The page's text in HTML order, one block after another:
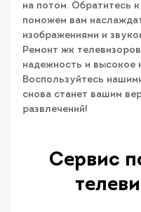
на потом. Обратитесь
поможем вам
изображениями и
Ремонт жк
надежность и высокое
Воспользуйтесь
снова станет вашим
развлечений!
Сервис